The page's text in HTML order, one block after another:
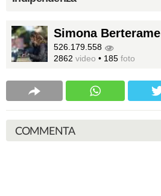
Simona Berterame
526.179.558
2862 video • 185 foto
COMMENTA